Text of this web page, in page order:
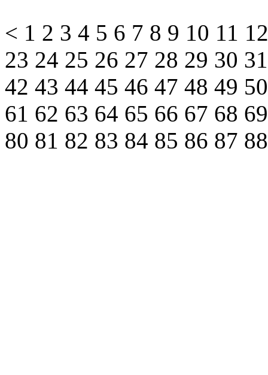
< 1 2 3 4 5 6 7 8 9 10 11
23 24 25 26 27 28 29 30
42 43 44 45 46 47 48 49
61 62 63 64 65 66 67 68
80 81 82 83 84 85 86 87